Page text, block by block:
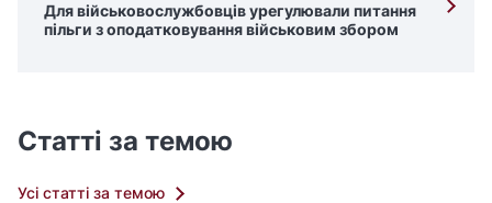
Для військовослужбовців урегулювали питання
пільги з оподатковування військовим збором
Статті за темою
Усі статті за темою